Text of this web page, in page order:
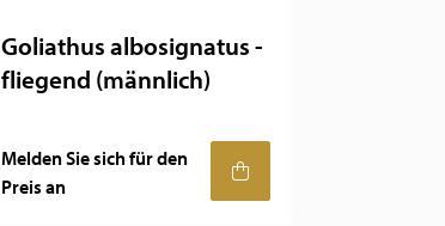
Goliathus albosignatus -
fliegend (männlich)
Melden Sie sich für den
Preis an